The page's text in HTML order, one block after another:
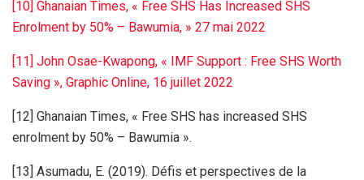
[10] Ghanaian Times, « Free SHS Has Increased SHS
Enrolment by 50% – Bawumia, » 27 mai 2022
[11] John Osae-Kwapong, « IMF Support : Free SHS Worth
Saving », Graphic Online, 16 juillet 2022
[12] Ghanaian Times, « Free SHS has increased SHS
enrolment by 50% – Bawumia ».
[13] Asumadu, E. (2019). Défis et perspectives de la